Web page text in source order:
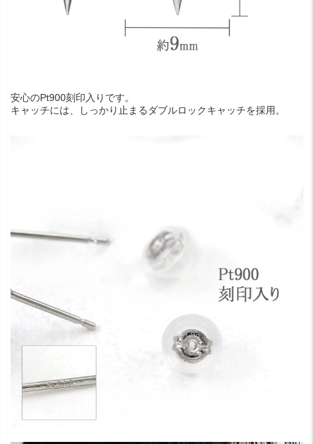
安心のPt900刻印入りです。
キャッチには、しっかり止まるダブルロックキャッチを採用。